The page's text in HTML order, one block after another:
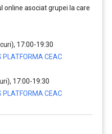
asociat grupei la care
17:00-19:30
PLATFORMA CEAC
17:00-19:30
PLATFORMA CEAC